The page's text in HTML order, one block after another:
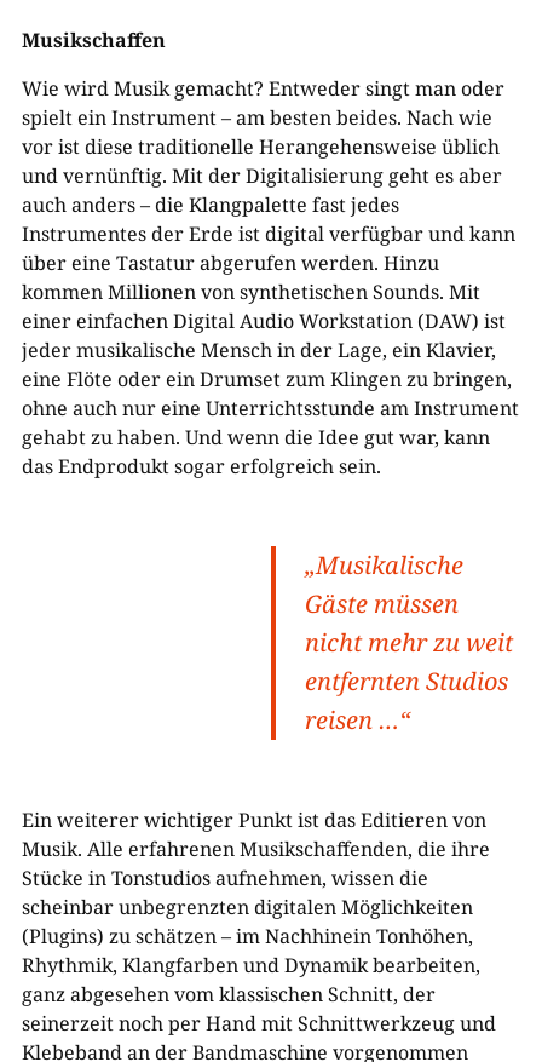
Musikschaffen
Wie wird Musik gemacht? Entweder singt man oder
spielt ein Instrument – am besten beides. Nach wie
vor ist diese traditionelle Herangehensweise üblich
und vernünftig. Mit der Digitalisierung geht es aber
auch anders – die Klangpalette fast jedes
Instrumentes der Erde ist digital verfügbar und kann
über eine Tastatur abgerufen werden. Hinzu
kommen Millionen von synthetischen Sounds. Mit
einer einfachen Digital Audio Workstation (DAW) ist
jeder musikalische Mensch in der Lage, ein Klavier,
eine Flöte oder ein Drumset zum Klingen zu bringen,
ohne auch nur eine Unterrichtsstunde am Instrument
gehabt zu haben. Und wenn die Idee gut war, kann
das Endprodukt sogar erfolgreich sein.
„Musikalische
Gäste müssen
nicht mehr zu weit
entfernten Studios
reisen …“
Ein weiterer wichtiger Punkt ist das Editieren von
Musik. Alle erfahrenen Musikschaffenden, die ihre
Stücke in Tonstudios aufnehmen, wissen die
scheinbar unbegrenzten digitalen Möglichkeiten
(Plugins) zu schätzen – im Nachhinein Tonhöhen,
Rhythmik, Klangfarben und Dynamik bearbeiten,
ganz abgesehen vom klassischen Schnitt, der
seinerzeit noch per Hand mit Schnittwerkzeug und
Klebeband an der Bandmaschine vorgenommen